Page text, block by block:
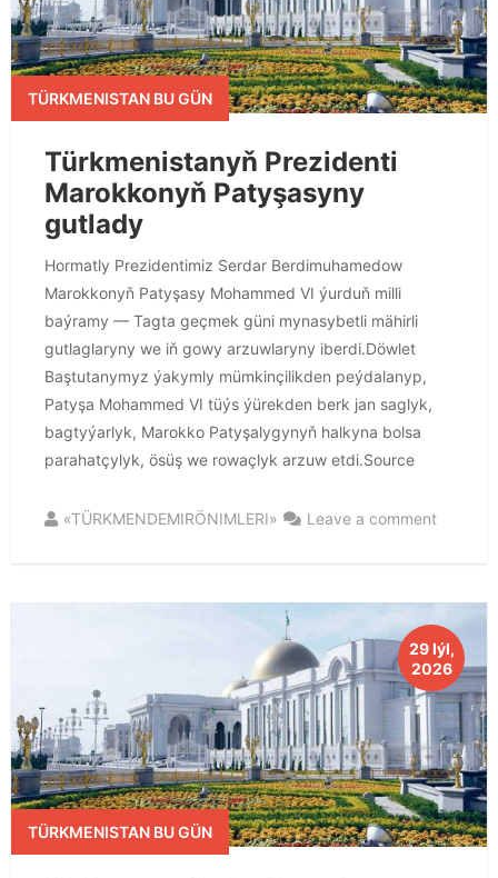
TÜRKMENISTAN BU GÜN
Türkmenistanyň Prezidenti
Marokkonyň Patyşasyny
gutlady
Hormatly Prezidentimiz Serdar Berdimuhamedow
Marokkonyň Patyşasy Mohammed VI ýurduň milli
baýramy — Tagta geçmek güni mynasybetli mähirli
gutlaglaryny we iň gowy arzuwlaryny iberdi.Döwlet
Baştutanymyz ýakymly mümkinçilikden peýdalanyp,
Patyşa Mohammed VI tüýs ýürekden berk jan saglyk,
bagtyýarlyk, Marokko Patyşalygynyň halkyna bolsa
parahatçylyk, ösüş we rowaçlyk arzuw etdi.Source
«TÜRKMENDEMIRÖNIMLERI» Leave a comment
29 Iýl,
2026
TÜRKMENISTAN BU GÜN